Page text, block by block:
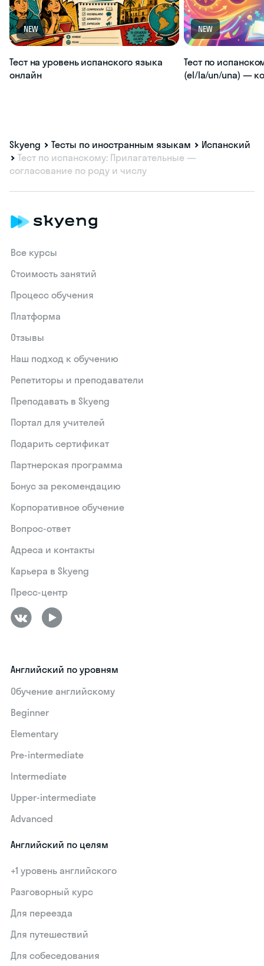
NEW
Тест на уровень испанского языка
онлайн
NEW
Тест по
(el/la/un/una) —
Skyeng Тесты по иностранным языкам
Испанский
Тест по испанскому: Прилагательные —
согласование по роду и числу
Все курсы
Стоимость занятий
Процесс обучения
Платформа
Отзывы
Наш подход к обучению
Репетиторы и преподаватели
Преподавать в Skyeng
Портал для учителей
Подарить сертификат
Партнерская программа
Бонус за рекомендацию
Корпоративное обучение
Вопрос-ответ
Адреса и контакты
Карьера в Skyeng
Пресс-центр
Английский по уровням
Обучение английскому
Beginner
Elementary
Pre-intermediate
Intermediate
Upper-intermediate
Advanced
Английский по целям
+1 уровень английского
Разговорный курс
Для переезда
Для путешествий
Для собеседования